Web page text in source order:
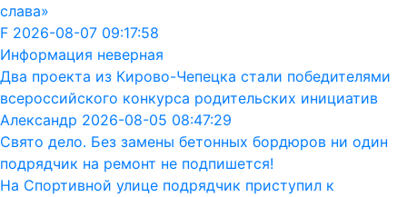
слава»
F 2026-08-07 09:17:58
Информация неверная
Два проекта из Кирово-Чепецка стали победителями
всероссийского конкурса родительских инициатив
Александр 2026-08-05 08:47:29
Свято дело. Без замены бетонных бордюров ни один
подрядчик на ремонт не подпишется!
На Спортивной улице подрядчик приступил к